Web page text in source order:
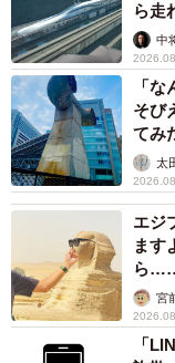
ら走
係が
中
「
そび
てみ
太
エジ
ます
ら
カモ
宮
「